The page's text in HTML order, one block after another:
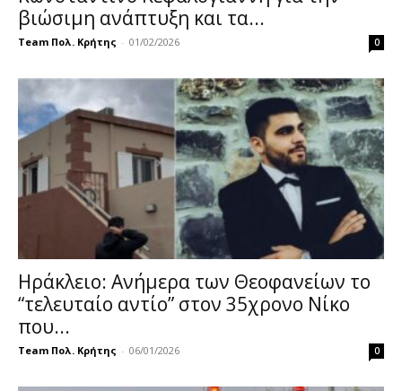
βιώσιμη ανάπτυξη και τα...
Team Πολ. Κρήτης - 01/02/2026 0
Ηράκλειο: Ανήμερα των Θεοφανείων το
“τελευταίο αντίο” στον 35χρονο Νίκο
που...
Team Πολ. Κρήτης - 06/01/2026 0